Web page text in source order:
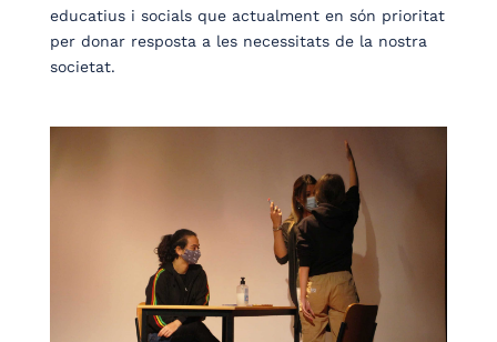
educatius i socials que actualment en són prioritat
per donar resposta a les necessitats de la nostra
societat.